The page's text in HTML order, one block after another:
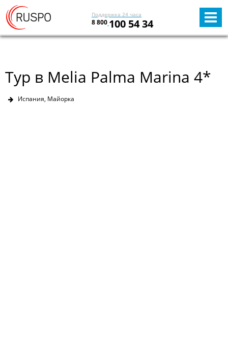
Поддержка 24 часа
8 800 100 54 34
Тур в Melia Palma Marina 4*
Испания, Майорка